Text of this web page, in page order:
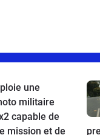
une
militaire
capable de
mission et de